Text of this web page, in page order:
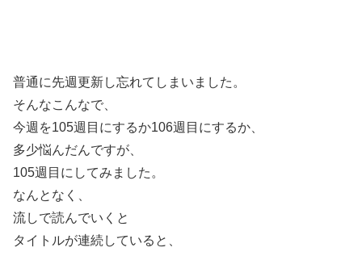
普通に先週更新し忘れてしまいました。
そんなこんなで、
今週を105週目にするか106週目にするか、
多少悩んだんですが、
105週目にしてみました。
なんとなく、
流しで読んでいくと
タイトルが連続していると、